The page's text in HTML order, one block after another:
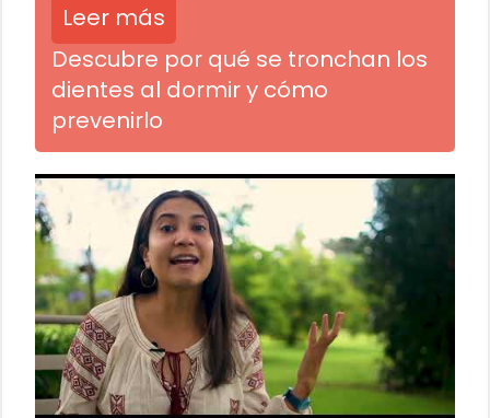
Leer más
Descubre por qué se tronchan los
dientes al dormir y cómo
prevenirlo